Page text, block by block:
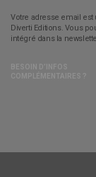
Votre adresse email
Diverti Editions. Vous
intégré dans la